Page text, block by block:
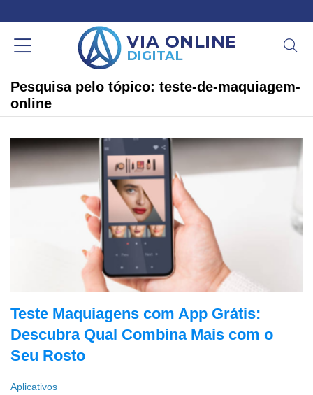
Pesquisa pelo tópico: teste-de-maquiagem-
online
Teste Maquiagens com App Grátis:
Descubra Qual Combina Mais com o
Seu Rosto
Aplicativos